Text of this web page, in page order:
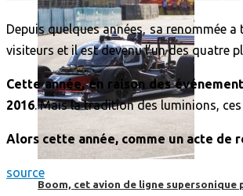
Boom, cet avion de ligne
Depuis quelques années, sa renommée
visiteurs et il est devenu l’un des quatre
Cette année, en raison des
2016. Mais la tradition des luminions,
Alors cette année, comme un acte de
source